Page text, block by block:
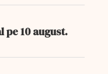
10 august.